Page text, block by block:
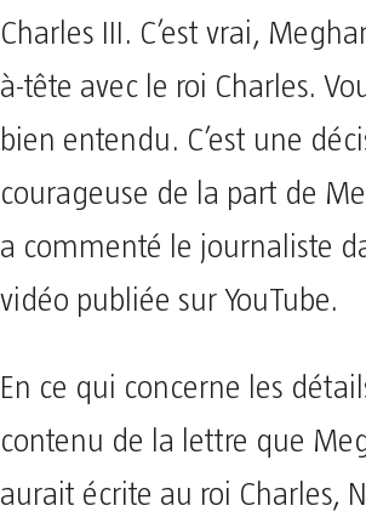
Charles III. C’est vrai,
à-tête avec le roi Charles.
bien entendu. C’est une
courageuse de la part de
a commenté le journaliste
vidéo publiée sur YouTube.
En ce qui concerne les
contenu de la lettre que
aurait écrite au roi Charles,